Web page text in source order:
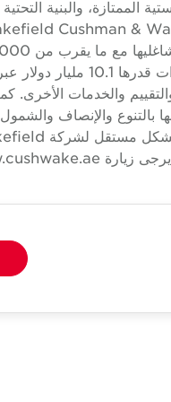
الممتازة، والبنية
مكتب و 60 دولة. في عام 2022،
والخدمات الأخرى.